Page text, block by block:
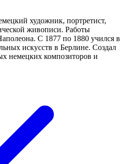
художник, портретист,
живописи. Работы
С 1877 по 1880 учился в
искусств в Берлине. Создал
немецких композиторов и